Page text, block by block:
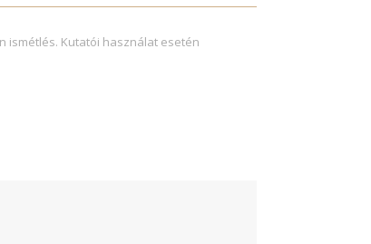
ismétlés. Kutatói használat esetén